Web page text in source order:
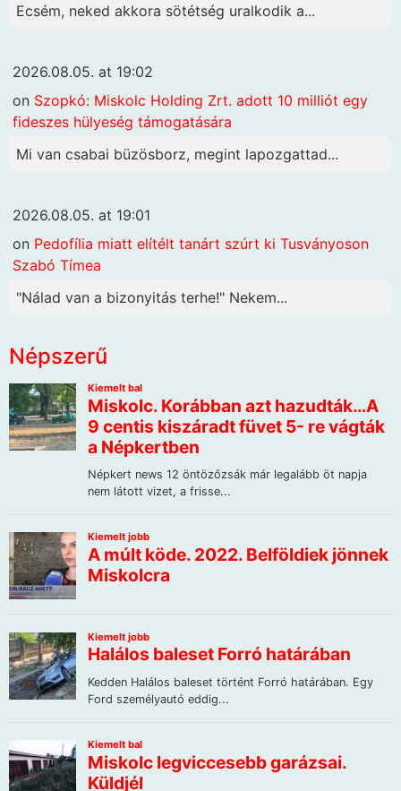
Ecsém, neked akkora sötétség uralkodik a...
2026.08.05. at 19:02
on Szopkó: Miskolc Holding Zrt. adott 10 milliót egy
fideszes hülyeség támogatására
Mi van csabai büzösborz, megint lapozgattad...
2026.08.05. at 19:01
on Pedofília miatt elítélt tanárt szúrt ki Tusványoson
Szabó Tímea
"Nálad van a bizonyitás terhe!" Nekem...
Népszerű